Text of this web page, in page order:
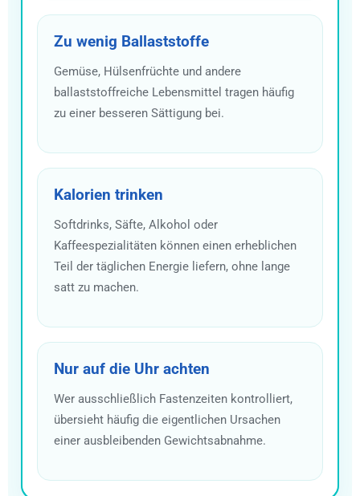
Zu wenig Ballaststoffe
Gemüse, Hülsenfrüchte und andere
ballaststoffreiche Lebensmittel tragen häufig
zu einer besseren Sättigung bei.
Kalorien trinken
Softdrinks, Säfte, Alkohol oder
Kaffeespezialitäten können einen erheblichen
Teil der täglichen Energie liefern, ohne lange
satt zu machen.
Nur auf die Uhr achten
Wer ausschließlich Fastenzeiten kontrolliert,
übersieht häufig die eigentlichen Ursachen
einer ausbleibenden Gewichtsabnahme.